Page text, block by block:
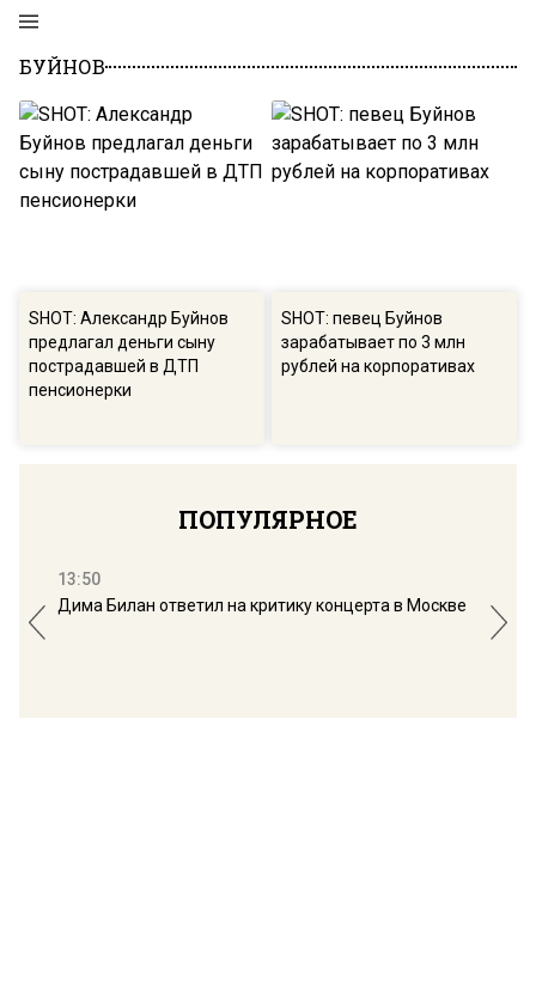
БУЙНОВ
SHOT: Александр Буйнов
предлагал деньги сыну
пострадавшей в ДТП
пенсионерки
SHOT: певец Буйнов
зарабатывает по 3 млн
рублей на корпоративах
ПОПУЛЯРНОЕ
13:50
Дима Билан ответил на критику концерта в Москве